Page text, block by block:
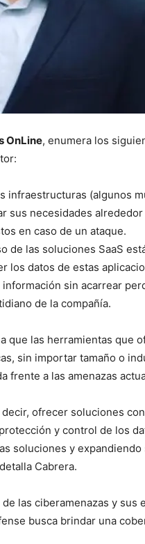
OnLine, enumera los
infraestructuras (algunos
sus necesidades
en caso de un ataque.
de las soluciones SaaS
los datos de estas
sin acarrear
de la compañía.
que las herramientas que
sin importar tamaño o
frente a las amenazas
ofrecer soluciones
y control de los
soluciones y
Cabrera.
las ciberamenazas y sus
busca brindar una